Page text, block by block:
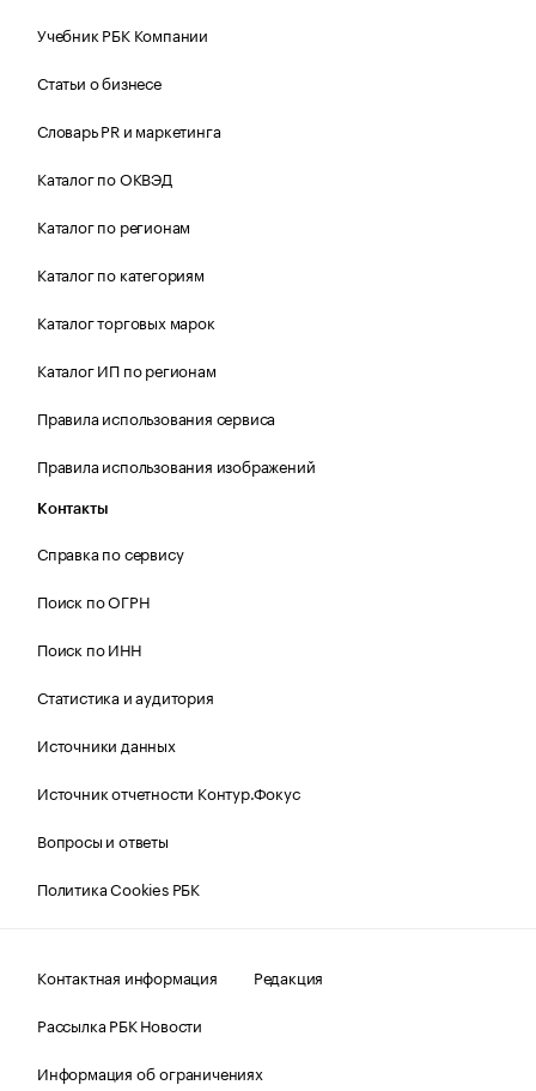
Учебник РБК Компании
Статьи о бизнесе
Словарь PR и маркетинга
Каталог по ОКВЭД
Каталог по регионам
Каталог по категориям
Каталог торговых марок
Каталог ИП по регионам
Правила использования сервиса
Правила использования изображений
Контакты
Справка по сервису
Поиск по ОГРН
Поиск по ИНН
Статистика и аудитория
Источники данных
Источник отчетности Контур.Фокус
Вопросы и ответы
Политика Cookies РБК
Контактная информация
Редакция
Рассылка РБК Новости
Информация об ограничениях